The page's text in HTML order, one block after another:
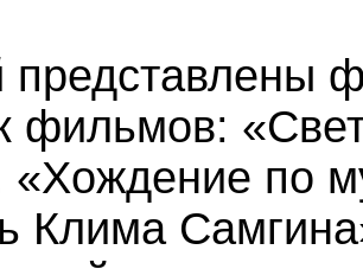
представлены
фильмов:
«Хождение по
Клима